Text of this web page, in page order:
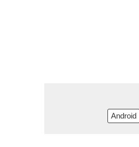
Android